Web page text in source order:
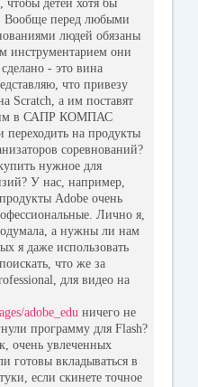
чтобы детей хотя бы
Вообще перед любыми
людей обязаны
инструментарием они
- это вина
что привезу
Scratch, а им поставят
в САПР КОМПАС
переходить на продукты
соревнований?
нужное для
У нас, например,
Adobe очень
Лично я,
а нужны ли нам
я даже использовать
что же за
для видео на
adobe_edu ничего не
программу для Flash?
очень увлеченных
готовы вкладываться в
если скинете точное